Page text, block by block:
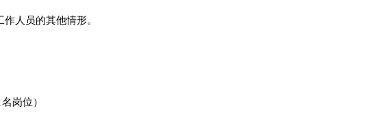
人员的其他情形。
岗位）